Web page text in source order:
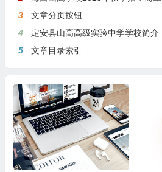
3
文章分页按钮
4
定安县山高高级实验中学学校简介
5
文章目录索引